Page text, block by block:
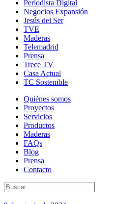
Periodista Digital
Negocios Expansión
Jesús del Ser
TVE
Maderas
Telemadrid
Prensa
Trece TV
Casa Actual
TC Sostenible
Quiénes somos
Proyectos
Servicios
Productos
Maderas
FAQs
Blog
Prensa
Contacto